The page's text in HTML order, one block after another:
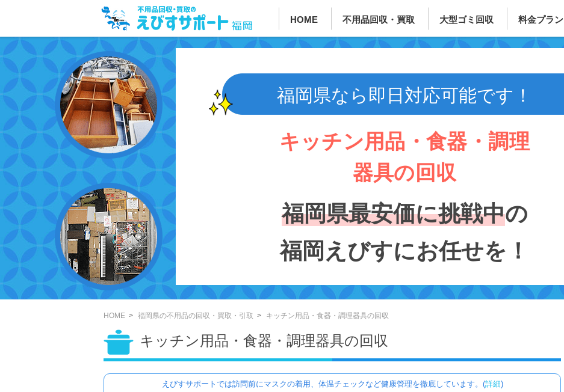
HOME 不用品回収・買取 大型ゴミ回収 料金プラン
福岡県なら即日対応可能です！
キッチン用品・食器・調理
器具の回収
福岡県最安価に挑戦中の
福岡えびすにお任せを！
HOME 福岡県の不用品の回収・買取・引取 キッチン用品・食器・調理器具の回収
キッチン用品・食器・調理器具の回収
えびすサポートでは訪問前にマスクの着用、体温チェックなど健康管理を徹底しています。(詳細)